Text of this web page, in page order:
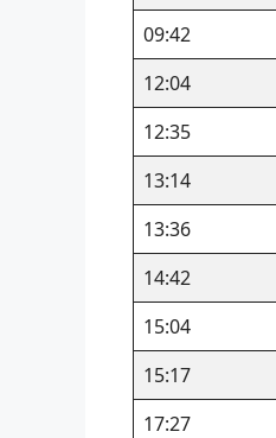
09:42
12:04
12:35
13:14
13:36
14:42
15:04
15:17
17:27